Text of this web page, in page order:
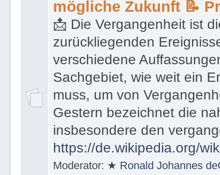
📇 Die Vergangenheit
mögliche Zukunft 📝
📩 Die Vergangenheit ist
zurückliegenden
verschiedene
Sachgebiet, wie weit ein
muss, um von
Gestern bezeichnet die
insbesondere den
https://de.wikipedia.org/